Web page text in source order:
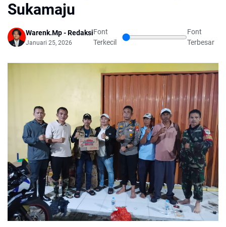
Sukamaju
Warenk.Mp - Redaksi
Januari 25, 2026
Font
Terkecil
Font
Terbesar